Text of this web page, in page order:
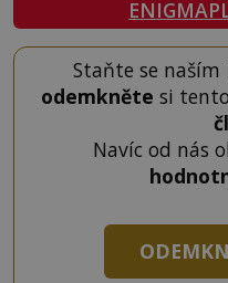
Staňte se naším
odemkněte si
Navíc od nás